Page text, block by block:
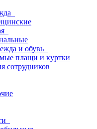
и обувь
плащи и куртки
сотрудников